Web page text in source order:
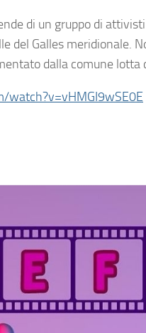
di un gruppo di
del Galles meridionale.
dalla comune lotta